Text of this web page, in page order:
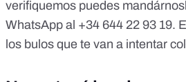
verifiquemos puedes
WhatsApp al +34 644 22 93 19.
los bulos que te van a intentar